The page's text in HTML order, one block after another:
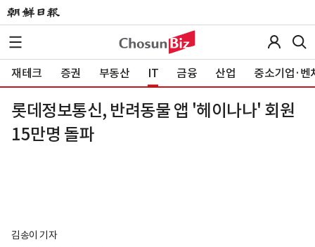
재테크 증권 부동산 IT 금융 산업 중소기업·벤
롯데정보통신, 반려동물 앱 '헤이나나' 회원
15만명 돌파
김송이 기자